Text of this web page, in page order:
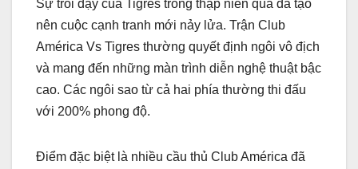
Sự trỗi dậy của Tigres trong thập niên qua đã tạo
nên cuộc cạnh tranh mới nảy lửa. Trận Club
América Vs Tigres thường quyết định ngôi vô địch
và mang đến những màn trình diễn nghệ thuật bậc
cao. Các ngôi sao từ cả hai phía thường thi đấu
với 200% phong độ.
Điểm đặc biệt là nhiều cầu thủ Club América đã